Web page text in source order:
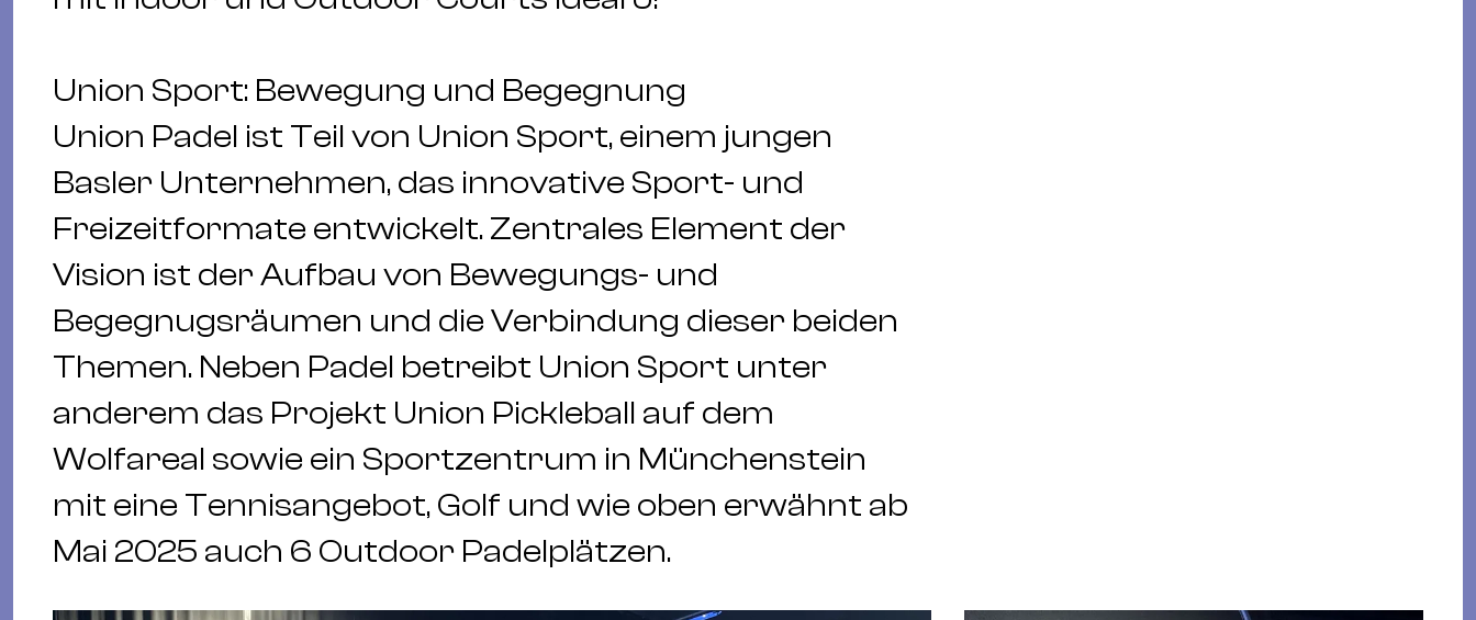
Union Sport: Bewegung und Begegnung
Union Padel ist Teil von Union Sport, einem jungen
Basler Unternehmen, das innovative Sport- und
Freizeitformate entwickelt. Zentrales Element der
Vision ist der Aufbau von Bewegungs- und
Begegnugsräumen und die Verbindung dieser beiden
Themen. Neben Padel betreibt Union Sport unter
anderem das Projekt Union Pickleball auf dem
Wolfareal sowie ein Sportzentrum in Münchenstein
mit eine Tennisangebot, Golf und wie oben erwähnt ab
Mai 2025 auch 6 Outdoor Padelplätzen.